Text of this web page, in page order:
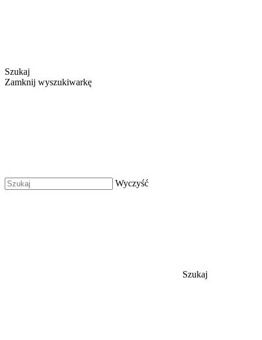
Szukaj
Zamknij wyszukiwarkę
Wyczyść
Szukaj